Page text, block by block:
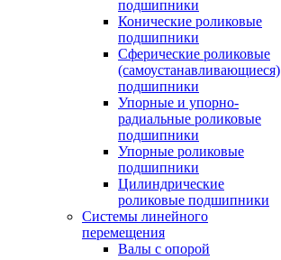
подшипники
Конические роликовые
подшипники
Сферические роликовые
(самоустанавливающиеся)
подшипники
Упорные и упорно-
радиальные роликовые
подшипники
Упорные роликовые
подшипники
Цилиндрические
роликовые подшипники
Системы линейного
перемещения
Валы с опорой